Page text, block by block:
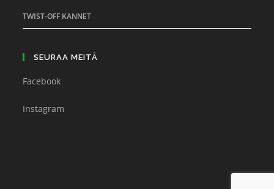
TWIST-OFF KANNET
SEURAA MEITÄ
Facebook
Instagram